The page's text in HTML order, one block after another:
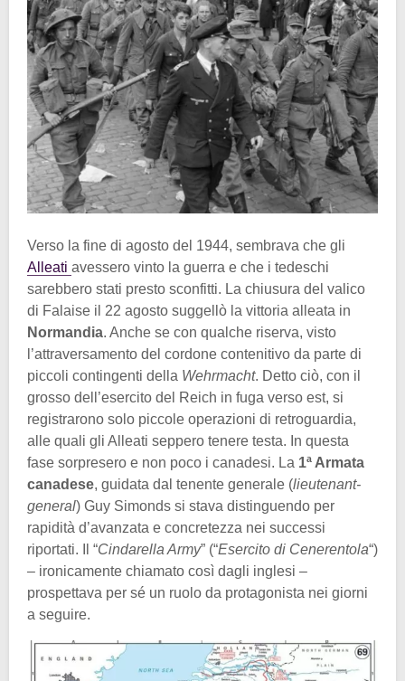
Verso la fine di agosto del 1944, sembrava che gli
Alleati avessero vinto la guerra e che i tedeschi
sarebbero stati presto sconfitti. La chiusura del valico
di Falaise il 22 agosto suggellò la vittoria alleata in
Normandia. Anche se con qualche riserva, visto
l’attraversamento del cordone contenitivo da parte di
piccoli contingenti della Wehrmacht. Detto ciò, con il
grosso dell’esercito del Reich in fuga verso est, si
registrarono solo piccole operazioni di retroguardia,
alle quali gli Alleati seppero tenere testa. In questa
fase sorpresero e non poco i canadesi. La 1ª Armata
canadese, guidata dal tenente generale (lieutenant-
general) Guy Simonds si stava distinguendo per
rapidità d’avanzata e concretezza nei successi
riportati. Il “Cindarella Army” (“Esercito di Cenerentola“)
– ironicamente chiamato così dagli inglesi –
prospettava per sé un ruolo da protagonista nei giorni
a seguire.